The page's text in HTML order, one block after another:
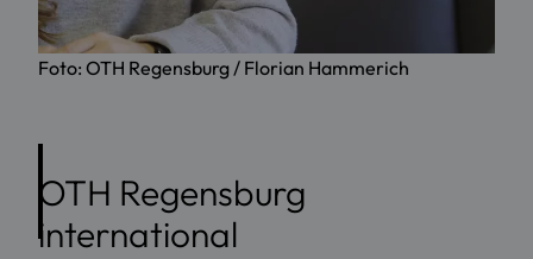
Foto: OTH Regensburg / Florian Hammerich
OTH Regensburg
international